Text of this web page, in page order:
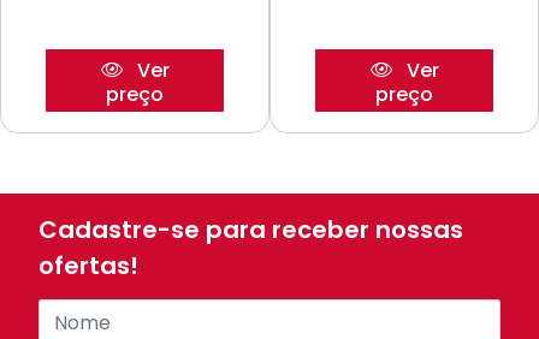
Ver
preço
Ver
preço
Cadastre-se para receber nossas
ofertas!